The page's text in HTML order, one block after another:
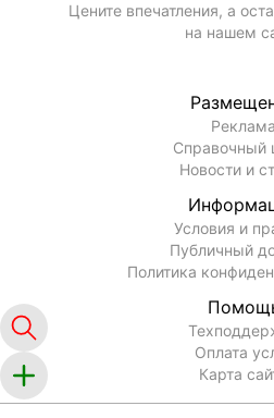
Цените впечатления, а
на нашем
Реклама
Справочный
Новости и
Условия и
Публичный
Политика
Оплата
Карта